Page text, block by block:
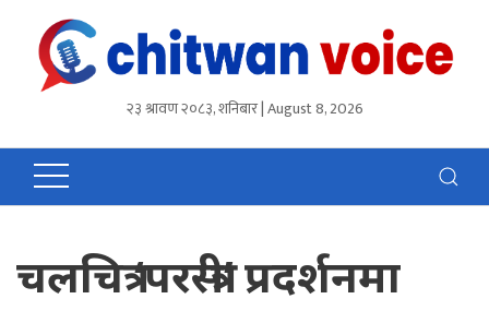
२३ श्रावण २०८३, शनिबार | August 8, 2026
चलचित्र ‘परस्त्री’ प्रदर्शनमा